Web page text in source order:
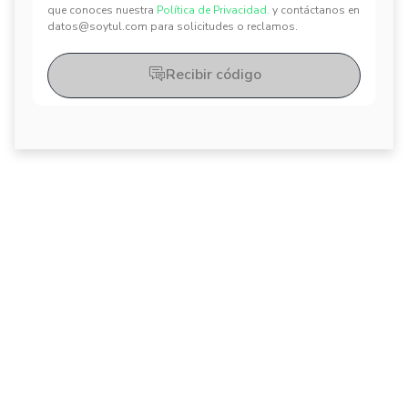
que conoces nuestra Política de Privacidad. y contáctanos en
datos@soytul.com para solicitudes o reclamos.
Recibir código